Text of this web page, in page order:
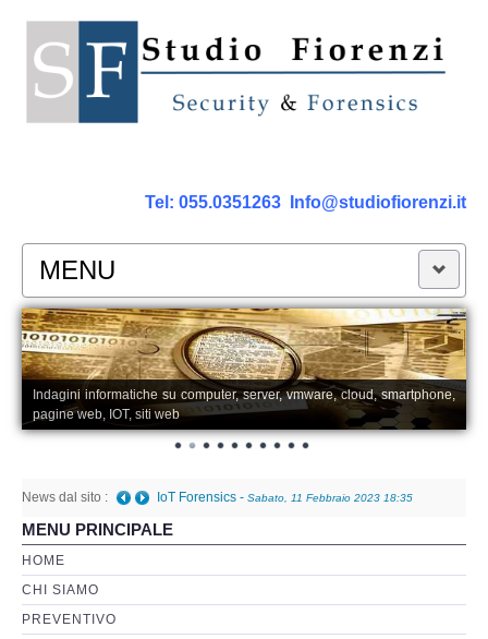
Tel: 055.0351263 Info@studiofiorenzi.it
MENU
PERIZIE
Perizia Computer
Perizia Smartphone Tablet,Cell.
Perizia Rete dati
Perizia Basi di Dati
Perizia Immagini e Video
Indagini informatiche su computer, server, vmware, cloud, smartphone,
pagine web, IOT, siti web
News dal sito : IoT Forensics - Sabato, 11 Febbraio 2023 18:35
MENU PRINCIPALE
HOME
CHI SIAMO
PREVENTIVO